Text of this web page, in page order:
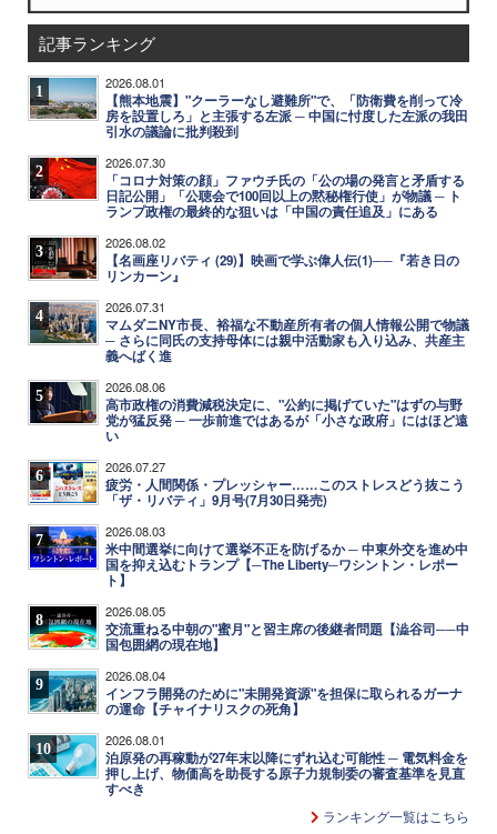
記事ランキング
1 2026.08.01
【熊本地震】"クーラーなし避難所"で、「防衛費を削って冷
房を設置しろ」と主張する左派 ─ 中国に忖度した左派の我田
引水の議論に批判殺到
2 2026.07.30
「コロナ対策の顔」ファウチ氏の「公の場の発言と矛盾する
日記公開」「公聴会で100回以上の黙秘権行使」が物議 ─ ト
ランプ政権の最終的な狙いは「中国の責任追及」にある
3 2026.08.02
【名画座リバティ (29)】映画で学ぶ偉人伝(1)──『若き日の
リンカーン』
4 2026.07.31
マムダニNY市長、裕福な不動産所有者の個人情報公開で物議
─ さらに同氏の支持母体には親中活動家も入り込み、共産主
義へばく進
5 2026.08.06
高市政権の消費減税決定に、"公約に掲げていた"はずの与野
党が猛反発 ─ 一歩前進ではあるが「小さな政府」にはほど遠
い
6 2026.07.27
疲労・人間関係・プレッシャー……このストレスどう抜こう
「ザ・リバティ」9月号(7月30日発売)
7 2026.08.03
米中間選挙に向けて選挙不正を防げるか ─ 中東外交を進め中
国を抑え込むトランプ【─The Liberty─ワシントン・レポー
ト】
8 2026.08.05
交流重ねる中朝の"蜜月"と習主席の後継者問題【澁谷司──中
国包囲網の現在地】
9 2026.08.04
インフラ開発のために"未開発資源"を担保に取られるガーナ
の運命【チャイナリスクの死角】
10 2026.08.01
泊原発の再稼動が27年末以降にずれ込む可能性 ─ 電気料金を
押し上げ、物価高を助長する原子力規制委の審査基準を見直
すべき
ランキング一覧はこちら